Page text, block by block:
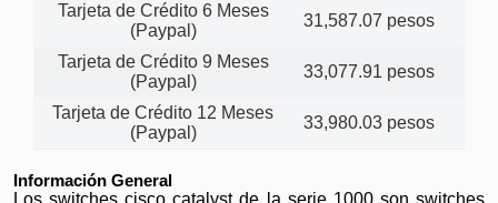
Tarjeta de Crédito 6 Meses
(Paypal)
31,587.07 pesos
Tarjeta de Crédito 9 Meses
(Paypal)
33,077.91 pesos
Tarjeta de Crédito 12 Meses
(Paypal)
33,980.03 pesos
Información General
Los switches cisco catalyst de la serie 1000 son switches